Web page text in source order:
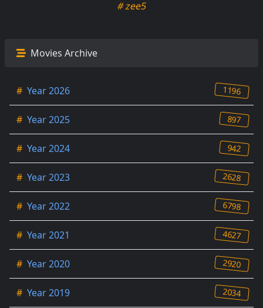
# zee5
Movies Archive
# Year 2026 1196
# Year 2025 897
# Year 2024 942
# Year 2023 2628
# Year 2022 6798
# Year 2021 4627
# Year 2020 2920
# Year 2019 2034